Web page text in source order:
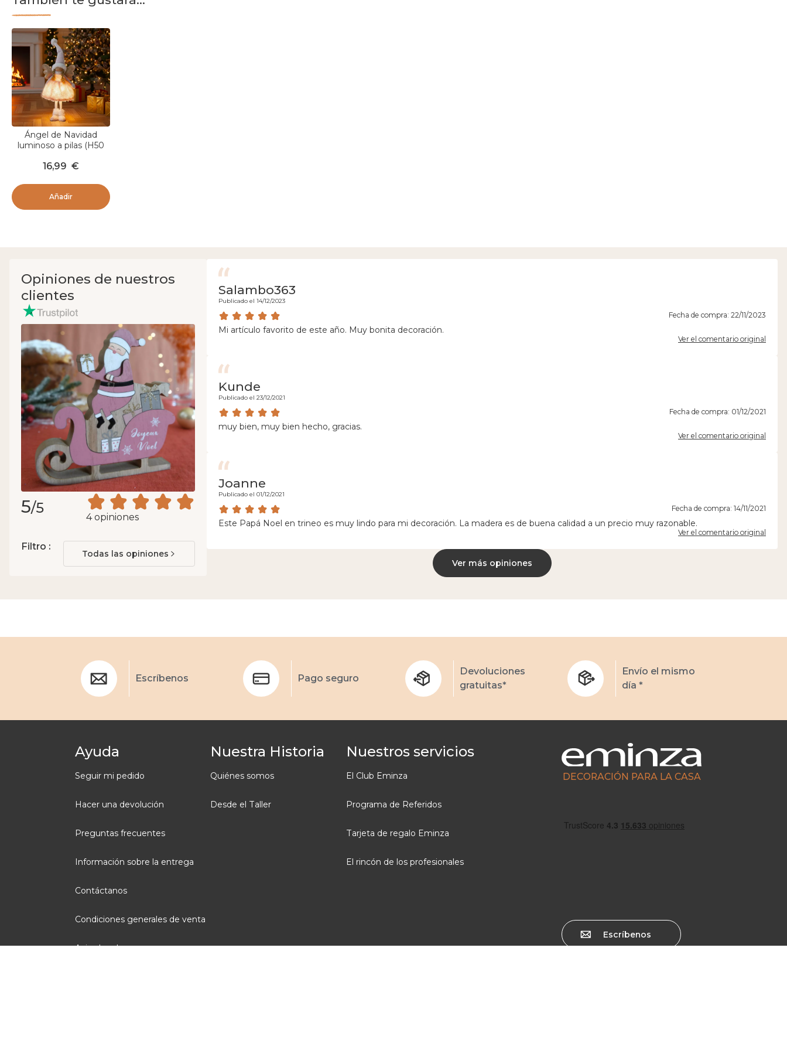
Ángel de Navidad
luminoso a pilas (H50
Rosa
16,99 €
Añadir
Opiniones de nuestros
clientes
5/5
4 opiniones
Filtro :
Todas las opiniones
Salambo363
Publicado el 14/12/2023
Fecha de compra: 22/11/2023
Mi artículo favorito de este año. Muy bonita decoración.
Ver el comentario original
Kunde
Publicado el 23/12/2021
Fecha de compra: 01/12/2021
muy bien, muy bien hecho, gracias.
Ver el comentario original
Joanne
Publicado el 01/12/2021
Fecha de compra: 14/11/2021
Este Papá Noel en trineo es muy lindo para mi decoración. La madera es de buena calidad a un precio muy razonable.
Ver el comentario original
Ver más opiniones
Escríbenos Pago seguro
Devoluciones
gratuitas*
Envío el mismo
día *
Ayuda
Seguir mi pedido
Hacer una devolución
Preguntas frecuentes
Información sobre la entrega
Contáctanos
Condiciones generales de venta
Aviso legal
Nuestra Historia
Quiénes somos
Desde el Taller
Nuestros servicios
El Club Eminza
Programa de Referidos
Tarjeta de regalo Eminza
El rincón de los profesionales
DECORACIÓN PARA LA CASA
Escríbenos